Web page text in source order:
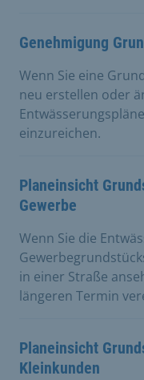
Genehmigung
Wenn Sie eine
neu erstellen oder
einzureichen.
Planeinsicht
Gewerbe
Wenn Sie die
in einer Straße
längeren Termin
Planeinsicht
Kleinkunden